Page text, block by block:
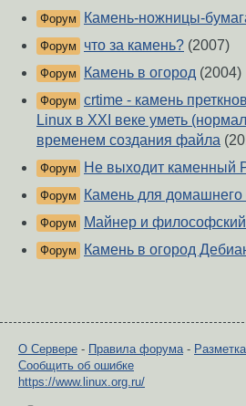
Форум Камень-ножницы-
Форум что за камень? (2007)
Форум Камень в огород (2004)
Форум crtime - камень
Linux в XXI веке уметь
временем создания файла
Форум Не выходит каменный
Форум Камень для домашнего
Форум Майнер и
Форум Камень в огород
О Сервере - Правила форума-
Сообщить об ошибке
https://www.linux.org.ru/